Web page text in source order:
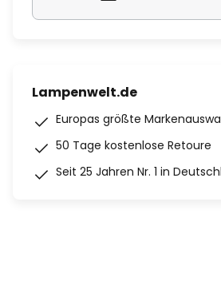
Lampenwelt.de
Europas größte
50 Tage kostenlose Retoure
Seit 25 Jahren Nr. 1 in